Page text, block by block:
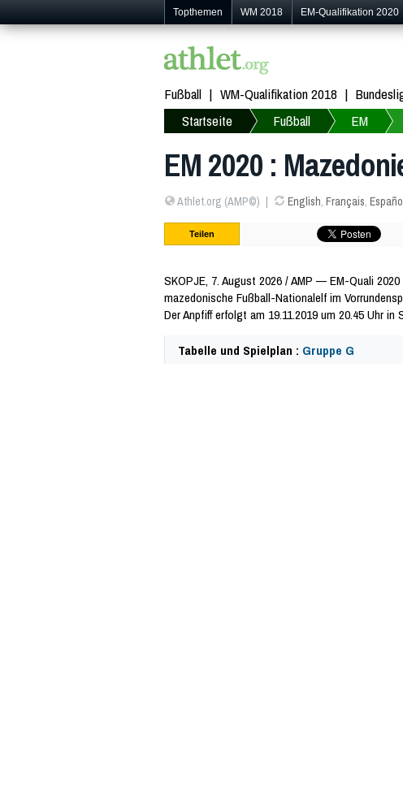
Topthemen WM 2018 EM-Qualifikation 2020
Fußball WM-Qualifikation 2018
Startseite
Fußball EM
EM 2020 :
Athlet.org (AMP©) English, Français,
Teilen
SKOPJE, 7. August 2026 / AMP — EM-Quali
mazedonische Fußball-Nationalelf im
Der Anpfiff erfolgt am 19.11.2019 um 20.45 Uhr in
Tabelle und Spielplan : Gruppe G